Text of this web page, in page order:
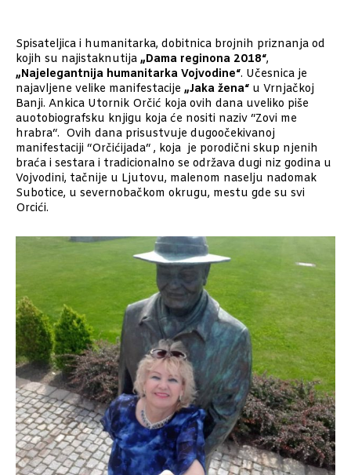
Spisateljica i humanitarka, dobitnica brojnih priznanja od
kojih su najistaknutija „Dama reginona 2018“,
„Najelegantnija humanitarka Vojvodine“. Učesnica je
najavljene velike manifestacije „Jaka žena“ u Vrnjačkoj
Banji. Ankica Utornik Orčić koja ovih dana uveliko piše
auotobiografsku knjigu koja će nositi naziv “Zovi me
hrabra“. Ovih dana prisustvuje dugoočekivanoj
manifestaciji “Orčićijada“ , koja je porodični skup njenih
braća i sestara i tradicionalno se održava dugi niz godina u
Vojvodini, tačnije u Ljutovu, malenom naselju nadomak
Subotice, u severnobačkom okrugu, mestu gde su svi
Orcići.